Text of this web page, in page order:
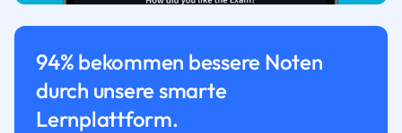
94% bekommen bessere Noten
durch unsere smarte
Lernplattform.